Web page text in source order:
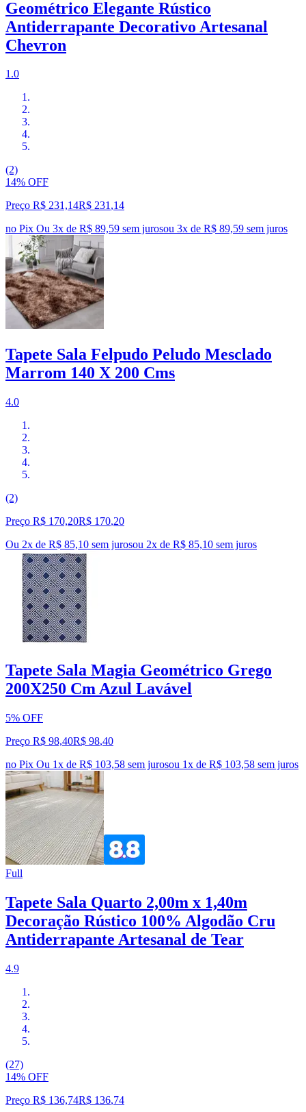
Geométrico Elegante Rústico
Antiderrapante Decorativo Artesanal
Chevron
1.0
(2)
14% OFF
Preço R$ 231,14R$ 231,14
no Pix Ou 3x de R$ 89,59 sem jurosou 3x de R$ 89,59 sem juros
Tapete Sala Felpudo Peludo Mesclado
Marrom 140 X 200 Cms
4.0
(2)
Preço R$ 170,20R$ 170,20
Ou 2x de R$ 85,10 sem jurosou 2x de R$ 85,10 sem juros
Tapete Sala Magia Geométrico Grego
200X250 Cm Azul Lavável
5% OFF
Preço R$ 98,40R$ 98,40
no Pix Ou 1x de R$ 103,58 sem jurosou 1x de R$ 103,58 sem juros
Full
Tapete Sala Quarto 2,00m x 1,40m
Decoração Rústico 100% Algodão Cru
Antiderrapante Artesanal de Tear
4.9
(27)
14% OFF
Preço R$ 136,74R$ 136,74